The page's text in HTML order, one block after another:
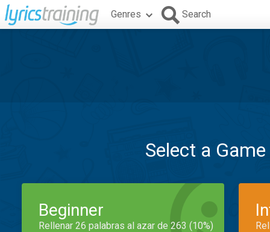
Genres Search
Select a
Beginner
Rellenar 26 palabras al azar de 263 (10%)